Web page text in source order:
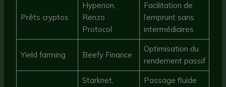
Prêts cryptos
Hyperion,
Renzo
Protocol
Facilitation de
l’emprunt sans
intermédiaires
Yield farming Beefy Finance
Optimisation du
rendement passif
Starknet,
Passage fluide